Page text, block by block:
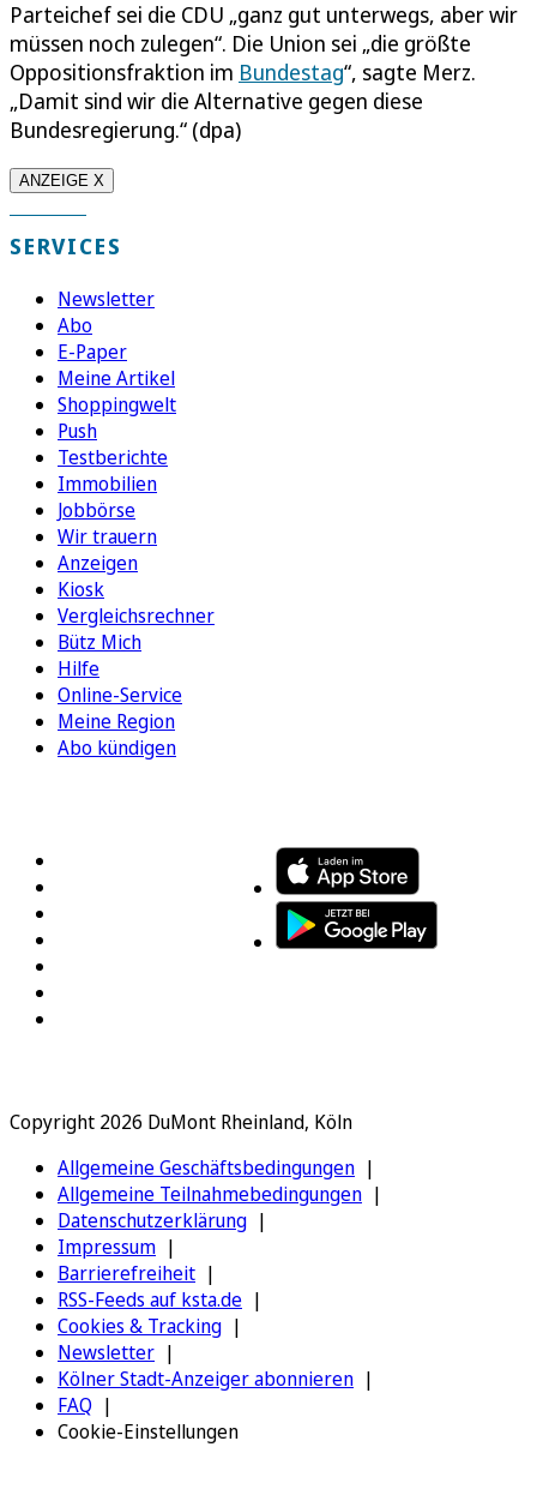
Parteichef sei die CDU „ganz gut unterwegs, aber wir
müssen noch zulegen“. Die Union sei „die größte
Oppositionsfraktion im Bundestag“, sagte Merz.
„Damit sind wir die Alternative gegen diese
Bundesregierung.“ (dpa)
ANZEIGE X
SERVICES
Newsletter
Abo
E-Paper
Meine Artikel
Shoppingwelt
Push
Testberichte
Immobilien
Jobbörse
Wir trauern
Anzeigen
Kiosk
Vergleichsrechner
Bütz Mich
Hilfe
Online-Service
Meine Region
Abo kündigen
Copyright 2026 DuMont Rheinland, Köln
Allgemeine Geschäftsbedingungen
Allgemeine Teilnahmebedingungen
Datenschutzerklärung
Impressum
Barrierefreiheit
RSS-Feeds auf ksta.de
Cookies & Tracking
Newsletter
Kölner Stadt-Anzeiger abonnieren
FAQ
Cookie-Einstellungen